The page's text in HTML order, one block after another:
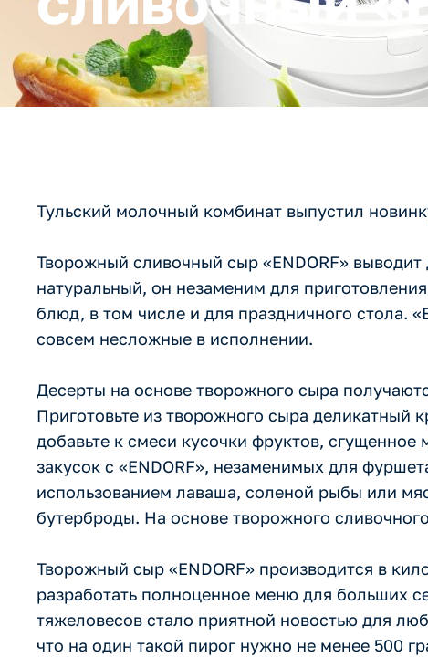
Тульский молочный комбинат выпустил
Творожный сливочный сыр «ENDORF»
натуральный, он незаменим для
блюд, в том числе и для праздничного стола.
совсем несложные в исполнении.
Десерты на основе творожного сыра
Приготовьте из творожного сыра деликатный
добавьте к смеси кусочки фруктов,
закусок с «ENDORF», незаменимых для
использованием лаваша, соленой рыбы или
бутерброды. На основе творожного
Творожный сыр «ENDORF» производится в
разработать полноценное меню для больших
тяжеловесов стало приятной новостью для
что на один такой пирог нужно не менее 500